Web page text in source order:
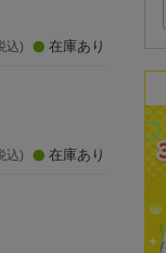
込) 在庫あり
込) 在庫あり